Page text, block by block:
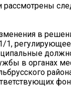
рассмотрены
в
1, регулирующее
в органах